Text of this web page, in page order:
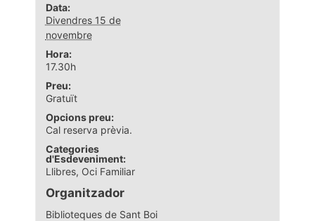
Data:
Divendres 15 de
novembre
Hora:
17.30h
Preu:
Gratuït
Opcions preu:
Cal reserva prèvia.
Categories
d'Esdeveniment:
Llibres, Oci Familiar
Organitzador
Biblioteques de Sant Boi